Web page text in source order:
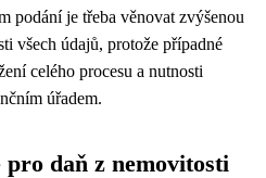
podání je třeba věnovat zvýšenou
všech údajů, protože případné
celého procesu a nutnosti
úřadem.
daň z nemovitosti